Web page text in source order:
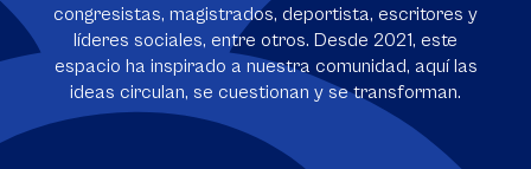
congresistas, magistrados, deportista, escritores y
líderes sociales, entre otros. Desde 2021, este
espacio ha inspirado a nuestra comunidad, aquí las
ideas circulan, se cuestionan y se transforman.